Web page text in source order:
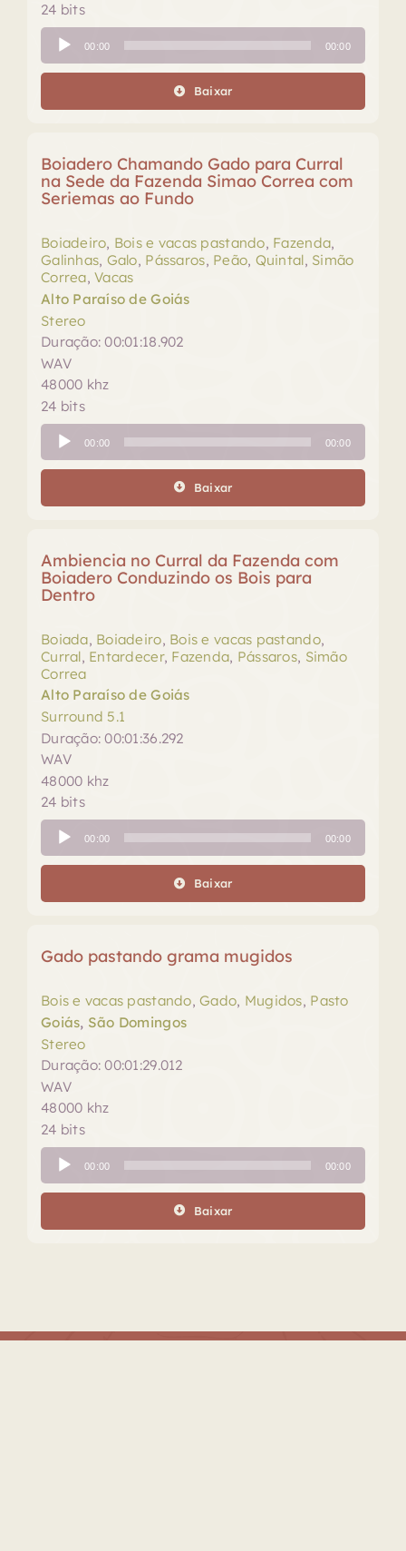
24 bits
Tocador
de
áudio
00:00 00:00
Baixar
Boiadero Chamando Gado para Curral
na Sede da Fazenda Simao Correa com
Seriemas ao Fundo
Boiadeiro, Bois e vacas pastando, Fazenda,
Galinhas, Galo, Pássaros, Peão, Quintal, Simão
Correa,Vacas
Alto Paraíso de Goiás
Stereo
Duração: 00:01:18.902
WAV
48000 khz
24 bits
Tocador
de
áudio
00:00 00:00
Baixar
Ambiencia no Curral da Fazenda com
Boiadero Conduzindo os Bois para
Dentro
Boiada, Boiadeiro, Bois e vacas pastando,
Curral, Entardecer, Fazenda, Pássaros, Simão
Correa
Alto Paraíso de Goiás
Surround 5.1
Duração: 00:01:36.292
WAV
48000 khz
24 bits
Tocador
de
áudio
00:00 00:00
Baixar
Gado pastando grama mugidos
Bois e vacas pastando,Gado, Mugidos, Pasto
Goiás, São Domingos
Stereo
Duração: 00:01:29.012
WAV
48000 khz
24 bits
Tocador
de
áudio
00:00 00:00
Baixar